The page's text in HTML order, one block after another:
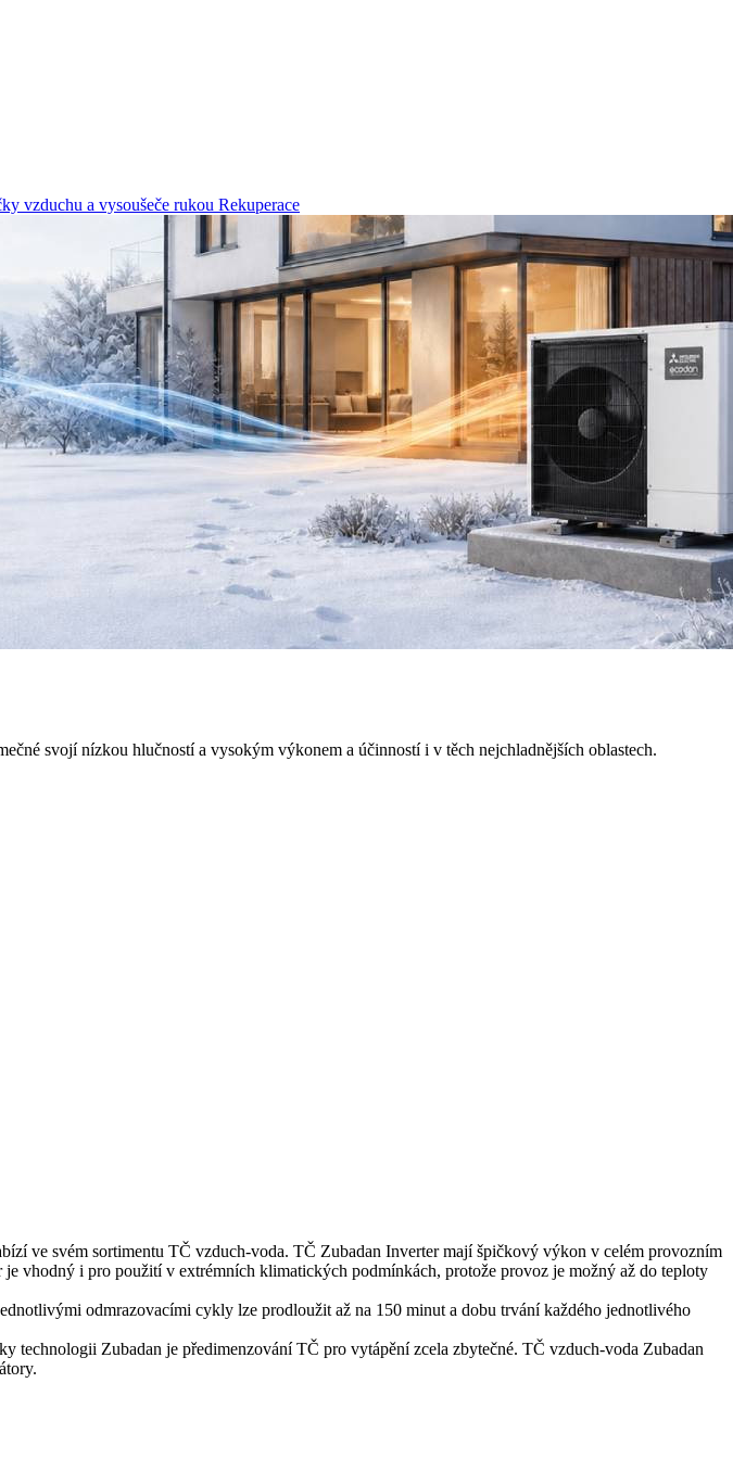
vzduchu a vysoušeče rukou Rekuperace
svojí nízkou hlučností a vysokým výkonem a účinností i v těch nejchladnějších oblastech.
ve svém sortimentu TČ vzduch-voda. TČ Zubadan Inverter mají špičkový výkon v celém provozním
vhodný i pro použití v extrémních klimatických podmínkách, protože provoz je možný až do teploty
odmrazovacími cykly lze prodloužit až na 150 minut a dobu trvání každého jednotlivého
technologii Zubadan je předimenzování TČ pro vytápění zcela zbytečné. TČ vzduch-voda Zubadan